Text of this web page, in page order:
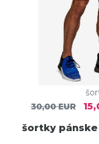
30,00 EUR
šortky